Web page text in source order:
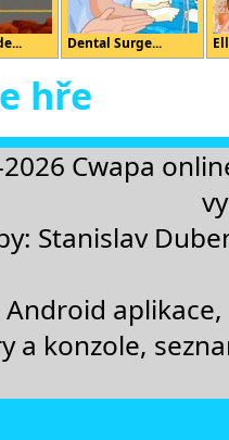
Dental Surge...
hře
Cwapa
Stanislav
Android aplikace,
a konzole,